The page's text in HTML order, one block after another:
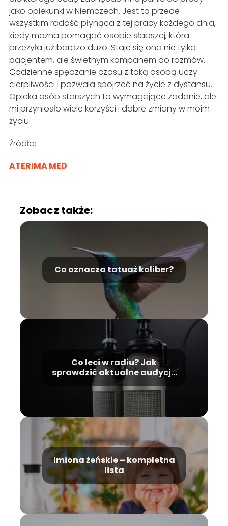
jako opiekunki w Niemczech. Jest to przede
wszystkim radość płynąca z tej pracy każdego dnia,
kiedy można pomagać osobie słabszej, która
przeżyła już bardzo dużo. Staje się ona nie tylko
pacjentem, ale świetnym kompanem do rozmów.
Codzienne spędzanie czasu z taką osobą uczy
cierpliwości i pozwala spojrzeć na życie z dystansu.
Opieka osób starszych to wymagające zadanie, ale
mi przyniosło wiele korzyści i dobre zmiany w moim
życiu.
Źródła:
ATERIMA MED
Zobacz także:
Co oznacza tatuaż koliber?
Co leci w radiu? Jak
sprawdzić aktualne audycje
i utwory?
Imiona żeńskie – kompletna
lista